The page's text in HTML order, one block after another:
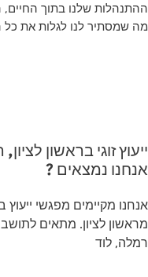
ההתנהלות שלנו בתוך
מה שמסתיר לנו לגלות את כל
ייעוץ זוגי בראשון
אנחנו נמצאים ?
מראשון לציון. מתאים
רמלה, לוד